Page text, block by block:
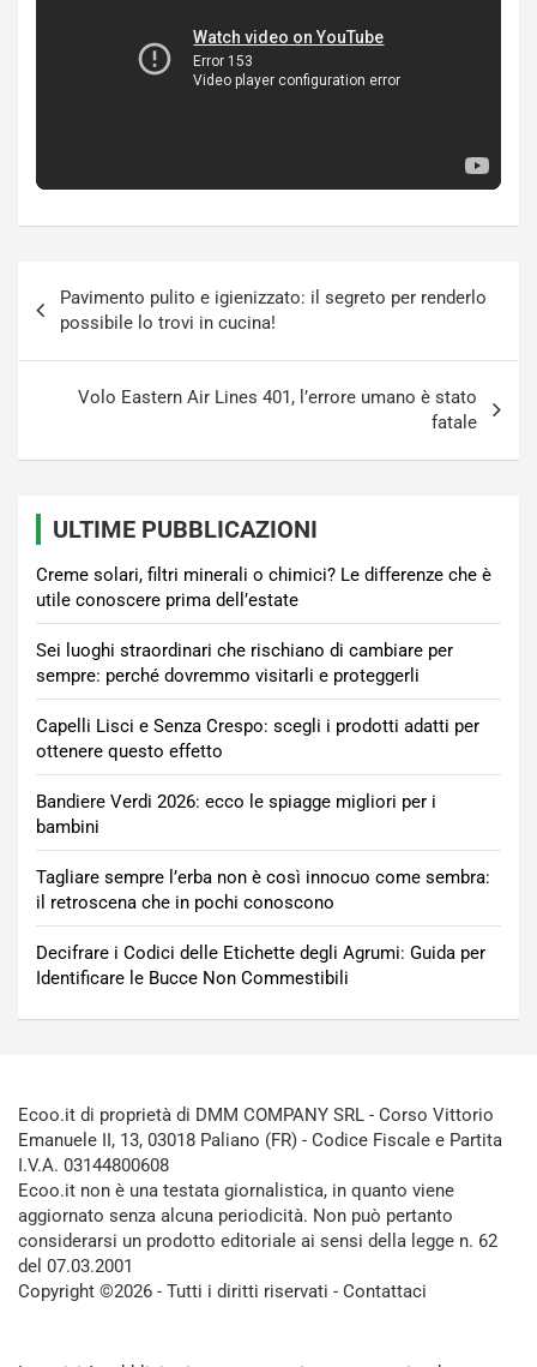
articoli
Pavimento pulito e igienizzato: il segreto per renderlo
possibile lo trovi in cucina!
Volo Eastern Air Lines 401, l’errore umano è stato
fatale
ULTIME PUBBLICAZIONI
Creme solari, filtri minerali o chimici? Le differenze che è
utile conoscere prima dell’estate
Sei luoghi straordinari che rischiano di cambiare per
sempre: perché dovremmo visitarli e proteggerli
Capelli Lisci e Senza Crespo: scegli i prodotti adatti per
ottenere questo effetto
Bandiere Verdi 2026: ecco le spiagge migliori per i
bambini
Tagliare sempre l’erba non è così innocuo come sembra:
il retroscena che in pochi conoscono
Decifrare i Codici delle Etichette degli Agrumi: Guida per
Identificare le Bucce Non Commestibili
Ecoo.it di proprietà di DMM COMPANY SRL - Corso Vittorio
Emanuele II, 13, 03018 Paliano (FR) - Codice Fiscale e Partita
I.V.A. 03144800608
Ecoo.it non è una testata giornalistica, in quanto viene
aggiornato senza alcuna periodicità. Non può pertanto
considerarsi un prodotto editoriale ai sensi della legge n. 62
del 07.03.2001
Copyright ©2026 - Tutti i diritti riservati - Contattaci